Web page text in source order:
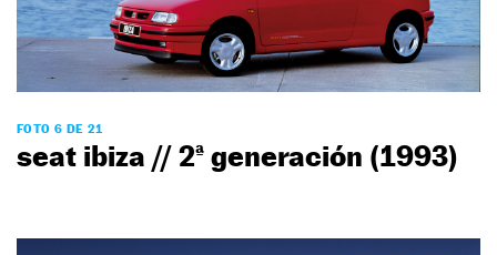
FOTO 6 DE 21
seat ibiza // 2ª generación (1993)